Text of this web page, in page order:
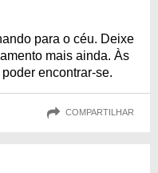
para o céu. Deixe
mais ainda. Às
encontrar-se.
COMPARTILHAR